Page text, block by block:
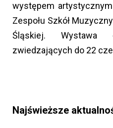
występem
Zespołu Szkół
Śląskiej.
zwiedzających do 22
Najświeższe